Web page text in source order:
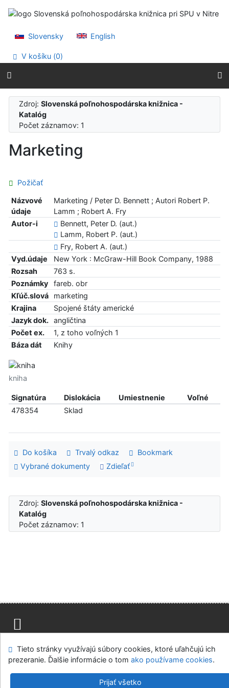
Prejsť na menu
Slovensky
English
V košíku (0)
Zdroj:Slovenská poľnohospodárska knižnica -
Katalóg
Počet záznamov: 1
Marketing
Požičať
Názvové
údaje
Marketing / Peter D. Bennett ; Autori Robert P.
Lamm ; Robert A. Fry
Autor-i
Bennett, Peter D. (aut.)
Lamm, Robert P. (aut.)
Fry, Robert A. (aut.)
Vyd.údaje
New York : McGraw-Hill Book Company, 1988
Rozsah
763 s.
Poznámky
fareb. obr
Kľúč.slová
marketing
Krajina
Spojené štáty americké
Jazyk dok.
angličtina
Počet ex.
1, z toho voľných 1
Báza dát
Knihy
kniha
Signatúra Dislokácia Umiestnenie
Voľné
478354
Sklad
Do košíka Trvalý odkaz
Bookmark
Vybrané dokumenty
Zdieľať
Zdroj:Slovenská poľnohospodárska knižnica -
Katalóg
Počet záznamov: 1
Modul OpenSearch
Napíšte nám Nastavenie cookies
Slovenská poľnohospodárska knižnica pri SPU v Nitre
Tieto stránky využívajú súbory cookies, ktoré uľahčujú ich
prezeranie. Ďalšie informácie o tom ako používame cookies.
Prijať všetko